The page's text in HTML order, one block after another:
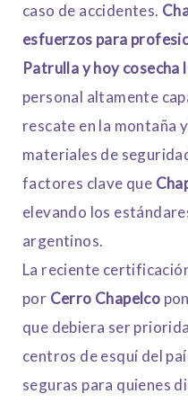
caso de accidentes.
esfuerzos para
Patrulla y hoy cosecha
personal altamente
rescate en la montaña
materiales de
factores clave que
elevando los
argentinos.
La reciente
por Cerro Chapelco
que debiera ser
centros de esquí del
seguras para quienes